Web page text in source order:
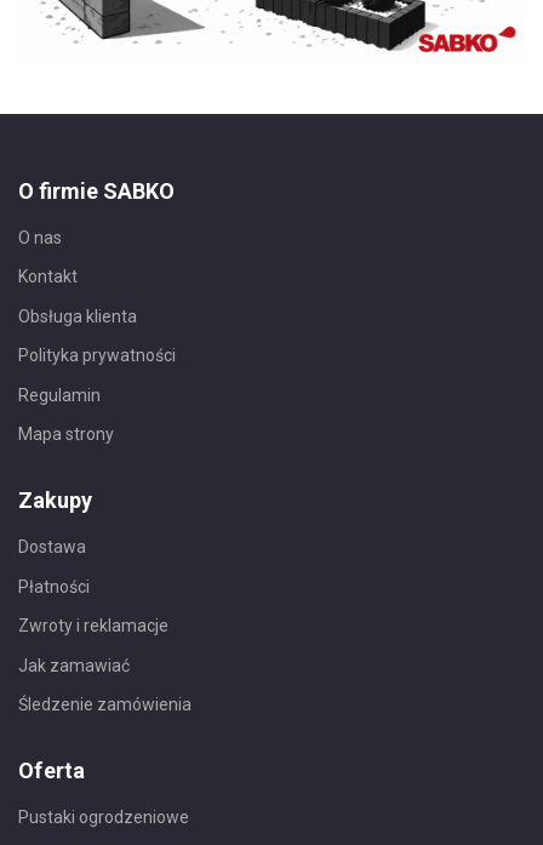
O firmie SABKO
O nas
Kontakt
Obsługa klienta
Polityka prywatności
Regulamin
Mapa strony
Zakupy
Dostawa
Płatności
Zwroty i reklamacje
Jak zamawiać
Śledzenie zamówienia
Oferta
Pustaki ogrodzeniowe